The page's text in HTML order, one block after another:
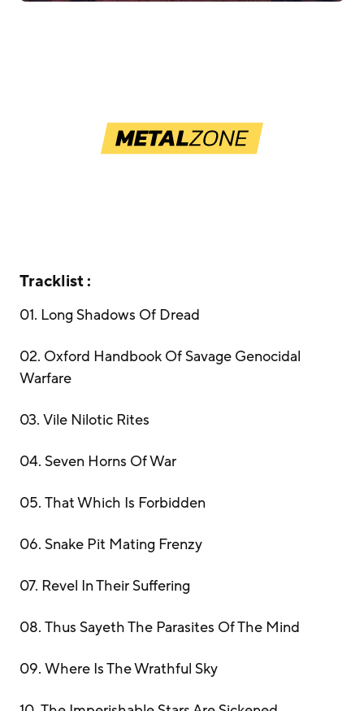
Tracklist :
01. Long Shadows Of Dread
02. Oxford Handbook Of Savage Genocidal
Warfare
03. Vile Nilotic Rites
04. Seven Horns Of War
05. That Which Is Forbidden
06. Snake Pit Mating Frenzy
07. Revel In Their Suffering
08. Thus Sayeth The Parasites Of The Mind
09. Where Is The Wrathful Sky